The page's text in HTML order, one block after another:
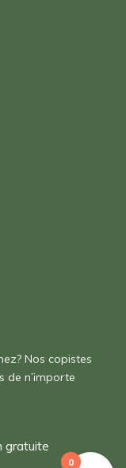
Nos copistes
de n’importe
gratuite
0